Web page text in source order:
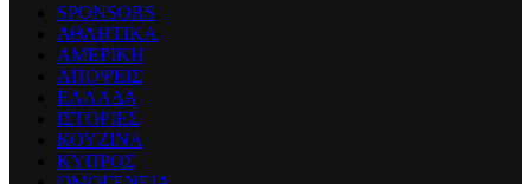
SPONSORS
ΑΘΛΗΤΙΚΑ
ΑΜΕΡΙΚΗ
ΑΠΟΨΕΙΣ
ΕΛΛΑΔΑ
ΙΣΤΟΡΙΕΣ
ΚΟΥΖΙΝΑ
ΚΥΠΡΟΣ